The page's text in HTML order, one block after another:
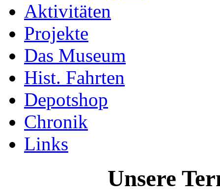
Aktivitäten
Projekte
Das Museum
Hist. Fahrten
Depotshop
Chronik
Links
Unsere